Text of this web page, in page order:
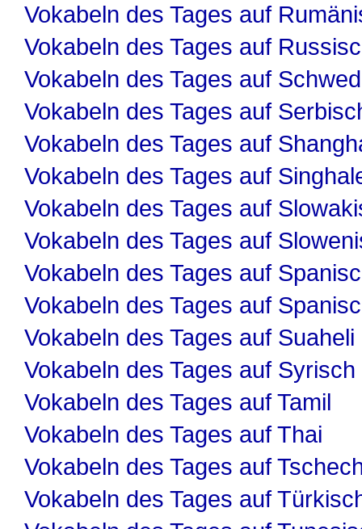
Vokabeln des Tages auf
Vokabeln des Tages auf
Vokabeln des Tages auf
Vokabeln des Tages auf
Vokabeln des Tages auf
Vokabeln des Tages auf
Vokabeln des Tages auf
Vokabeln des Tages auf
Vokabeln des Tages auf
Vokabeln des Tages auf
Vokabeln des Tages auf Suaheli
Vokabeln des Tages auf Syrisch
Vokabeln des Tages auf Tamil
Vokabeln des Tages auf Thai
Vokabeln des Tages auf
Vokabeln des Tages auf